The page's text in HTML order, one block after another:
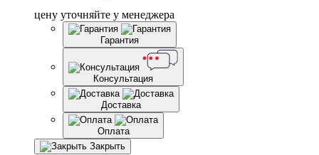
цену уточняйте у менеджера
Гарантия
Консультация
Доставка
Оплата
Закрыть